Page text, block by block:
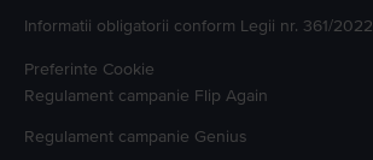
Informatii obligatorii conform Legii nr. 361/2022
Preferinte Cookie
Regulament campanie Flip Again
Regulament campanie Genius